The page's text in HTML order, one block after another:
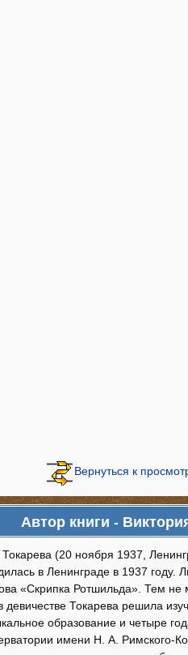
Вернуться к
Автор книги -
(20 ноября 1937,
в Ленинграде в 1937 году.
«Скрипка Ротшильда». Тем
девичестве Токарева решила
образование и четыре
имени Н. А. Римского-